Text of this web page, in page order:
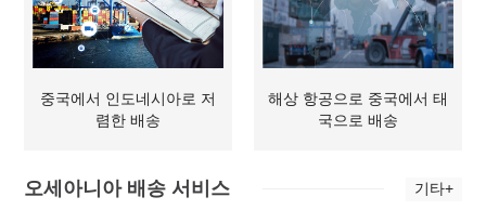
중국에서 인도네시아로 저
렴한 배송
해상 항공으로 중국에서 태
국으로 배송
오세아니아 배송 서비스 기타+